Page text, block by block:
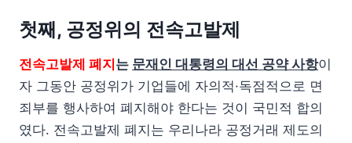
첫째, 공정위의 전속고발제
전속고발제 폐지 는 문재인 대통령의 대선 공약 사항이
자 그동안 공정위가 기업들에 자의적·독점적으로 면
죄부를 행사하여 폐지해야 한다는 것이 국민적 합의
였다. 전속고발제 폐지는 우리나라 공정거래 제도의